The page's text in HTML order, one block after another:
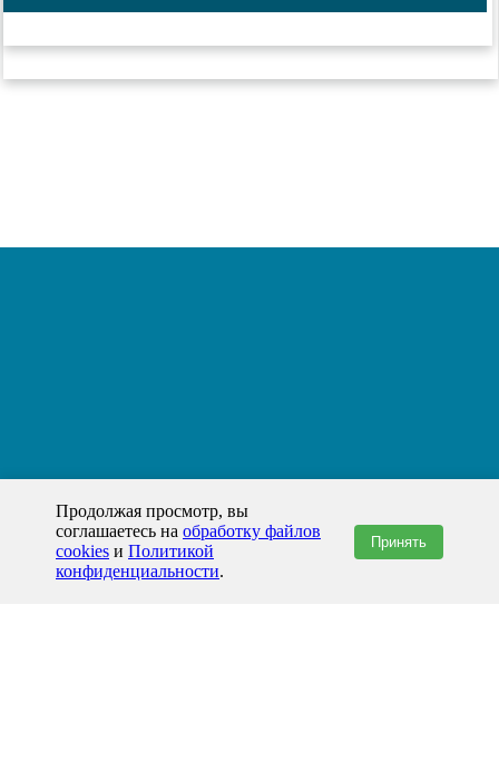
Продолжая просмотр, вы
соглашаетесь на обработку файлов
cookies и Политикой
конфиденциальности.
Принять